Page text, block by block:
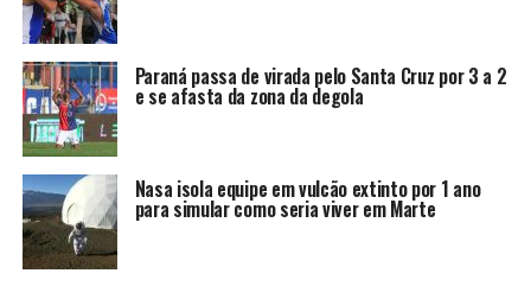
Paraná passa de virada pelo Santa Cruz por 3 a 2
e se afasta da zona da degola
Nasa isola equipe em vulcão extinto por 1 ano
para simular como seria viver em Marte